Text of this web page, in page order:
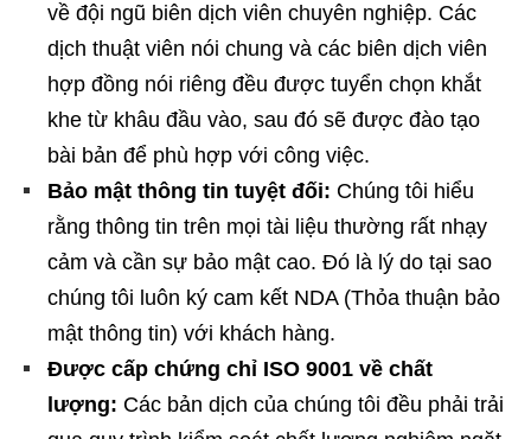
về đội ngũ biên dịch viên chuyên nghiệp. Các
dịch thuật viên nói chung và các biên dịch viên
hợp đồng nói riêng đều được tuyển chọn khắt
khe từ khâu đầu vào, sau đó sẽ được đào tạo
bài bản để phù hợp với công việc.
Bảo mật thông tin tuyệt đối: Chúng tôi hiểu
rằng thông tin trên mọi tài liệu thường rất nhạy
cảm và cần sự bảo mật cao. Đó là lý do tại sao
chúng tôi luôn ký cam kết NDA (Thỏa thuận bảo
mật thông tin) với khách hàng.
Được cấp chứng chỉ ISO 9001 về chất
lượng: Các bản dịch của chúng tôi đều phải trải